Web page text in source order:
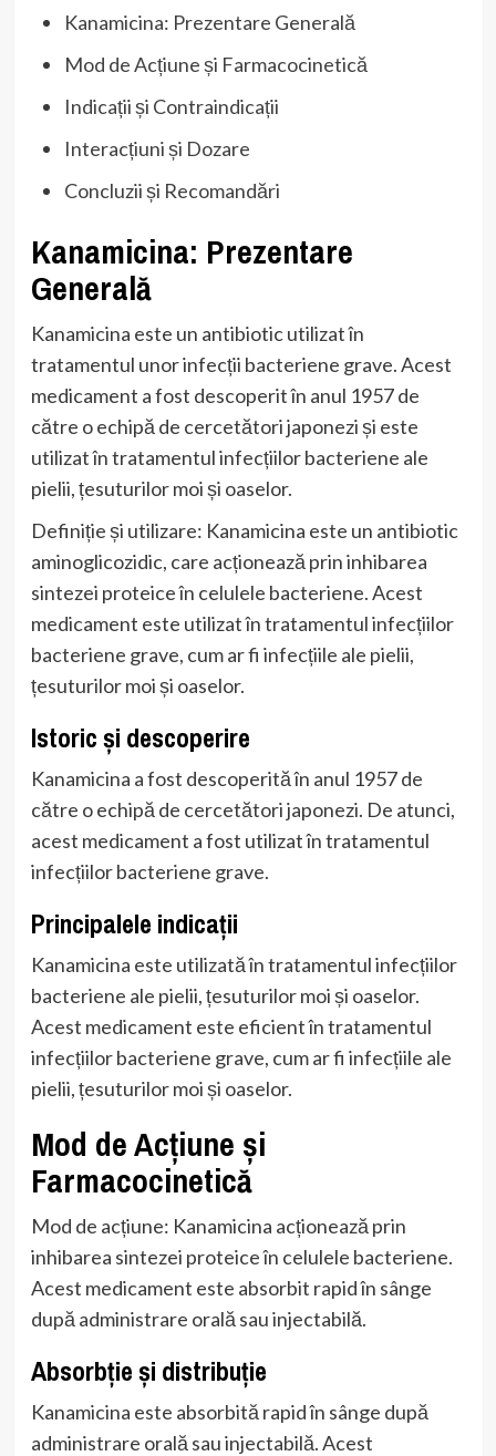
Kanamicina: Prezentare Generală
Mod de Acțiune și Farmacocinetică
Indicații și Contraindicații
Interacțiuni și Dozare
Concluzii și Recomandări
Kanamicina: Prezentare
Generală
Kanamicina este un antibiotic utilizat în
tratamentul unor infecții bacteriene grave. Acest
medicament a fost descoperit în anul 1957 de
către o echipă de cercetători japonezi și este
utilizat în tratamentul infecțiilor bacteriene ale
pielii, țesuturilor moi și oaselor.
Definiție și utilizare: Kanamicina este un antibiotic
aminoglicozidic, care acționează prin inhibarea
sintezei proteice în celulele bacteriene. Acest
medicament este utilizat în tratamentul infecțiilor
bacteriene grave, cum ar fi infecțiile ale pielii,
țesuturilor moi și oaselor.
Istoric și descoperire
Kanamicina a fost descoperită în anul 1957 de
către o echipă de cercetători japonezi. De atunci,
acest medicament a fost utilizat în tratamentul
infecțiilor bacteriene grave.
Principalele indicații
Kanamicina este utilizată în tratamentul infecțiilor
bacteriene ale pielii, țesuturilor moi și oaselor.
Acest medicament este eficient în tratamentul
infecțiilor bacteriene grave, cum ar fi infecțiile ale
pielii, țesuturilor moi și oaselor.
Mod de Acțiune și
Farmacocinetică
Mod de acțiune: Kanamicina acționează prin
inhibarea sintezei proteice în celulele bacteriene.
Acest medicament este absorbit rapid în sânge
după administrare orală sau injectabilă.
Absorbție și distribuție
Kanamicina este absorbită rapid în sânge după
administrare orală sau injectabilă. Acest